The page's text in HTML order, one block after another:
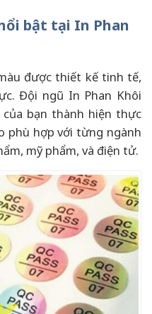
bật tại In Phan
được thiết kế tinh tế,
Đội ngũ In Phan Khôi
bạn thành hiện thực
phù hợp với từng ngành
mỹ phẩm, và điện tử.